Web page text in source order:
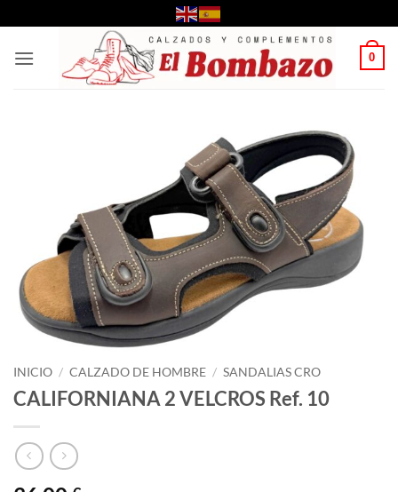
al
contenido
0
INICIO / CALZADO DE HOMBRE / SANDALIAS CRO
CALIFORNIANA 2 VELCROS Ref. 10